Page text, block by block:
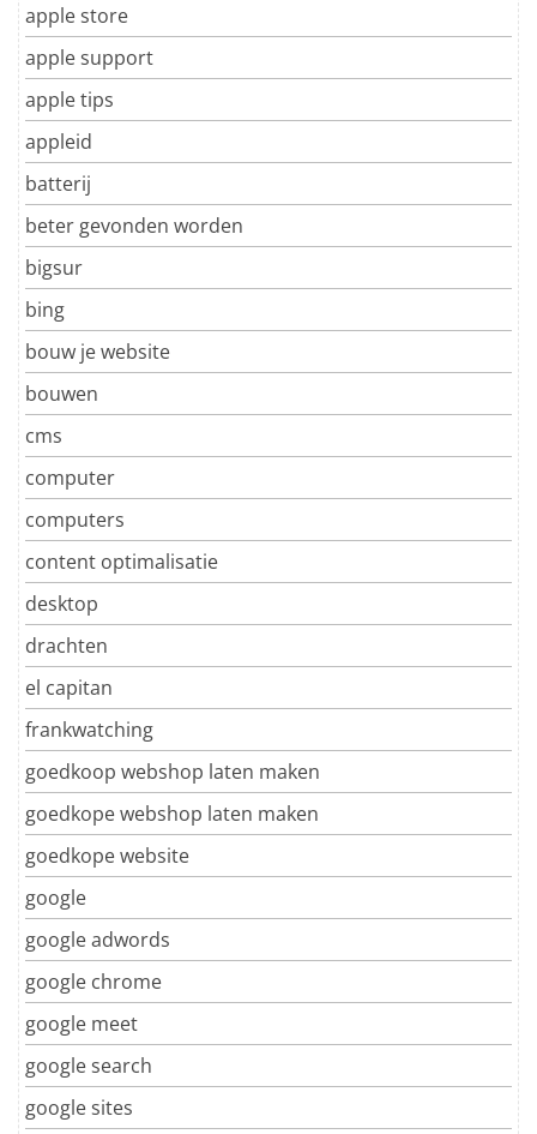
apple store
apple support
apple tips
appleid
batterij
beter gevonden worden
bigsur
bing
bouw je website
bouwen
cms
computer
computers
content optimalisatie
desktop
drachten
el capitan
frankwatching
goedkoop webshop laten maken
goedkope webshop laten maken
goedkope website
google
google adwords
google chrome
google meet
google search
google sites